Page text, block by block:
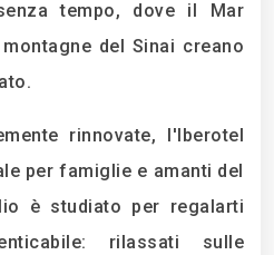
tempo, dove il Mar
del Sinai creano
rinnovate, l'Iberotel
per famiglie e amanti del
è studiato per regalarti
rilassati sulle